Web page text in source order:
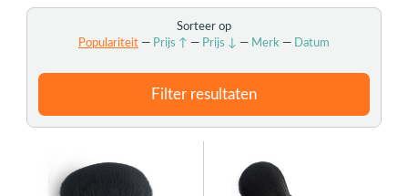
Sorteer op
Populariteit— Prijs ↑ — Prijs ↓ — Merk— Datum
Filter resultaten